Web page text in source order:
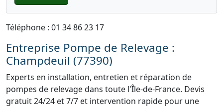
Téléphone : 01 34 86 23 17
Entreprise Pompe de Relevage :
Champdeuil (77390)
Experts en installation, entretien et réparation de
pompes de relevage dans toute l'Île-de-France. Devis
gratuit 24/24 et 7/7 et intervention rapide pour une